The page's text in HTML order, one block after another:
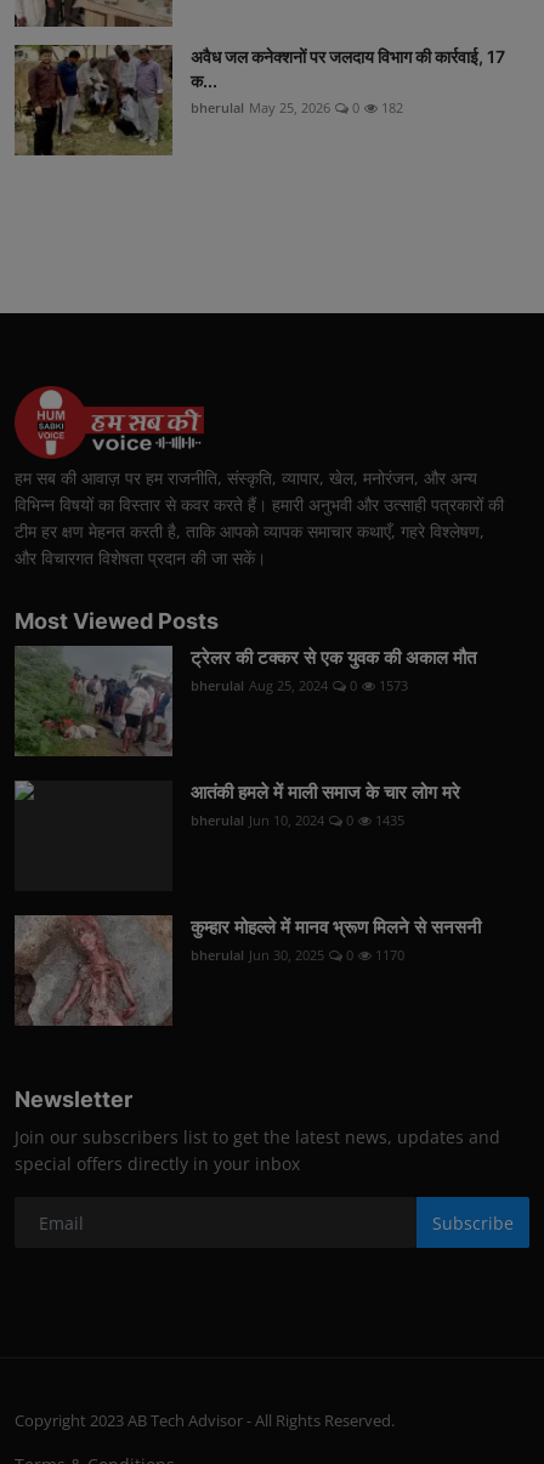
अवैध जल कनेक्शनों पर जलदाय विभाग की कार्रवाई, 17
क...
bherulal May 25, 2026 0 182
हम सब की आवाज़ पर हम राजनीति, संस्कृति, व्यापार, खेल, मनोरंजन, और अन्य
विभिन्न विषयों का विस्तार से कवर करते हैं। हमारी अनुभवी और उत्साही पत्रकारों की
टीम हर क्षण मेहनत करती है, ताकि आपको व्यापक समाचार कथाएँ, गहरे विश्लेषण,
और विचारगत विशेषता प्रदान की जा सकें।
Most Viewed Posts
ट्रेलर की टक्कर से एक युवक की अकाल मौत
bherulal Aug 25, 2024 0 1573
आतंकी हमले में माली समाज के चार लोग मरे
bherulal Jun 10, 2024 0 1435
कुम्हार मोहल्ले में मानव भ्रूण मिलने से सनसनी
bherulal Jun 30, 2025 0 1170
Newsletter
Join our subscribers list to get the latest news, updates and
special offers directly in your inbox
Subscribe
Copyright 2023 AB Tech Advisor - All Rights Reserved.